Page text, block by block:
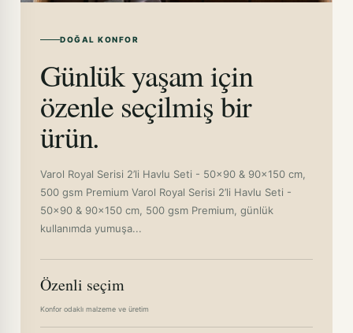
DOĞAL KONFOR
Günlük yaşam için
özenle seçilmiş bir
ürün.
Varol Royal Serisi 2’li Havlu Seti - 50x90 & 90x150 cm,
500 gsm Premium Varol Royal Serisi 2’li Havlu Seti -
50x90 & 90x150 cm, 500 gsm Premium, günlük
kullanımda yumuşa...
Özenli seçim
Konfor odaklı malzeme ve üretim